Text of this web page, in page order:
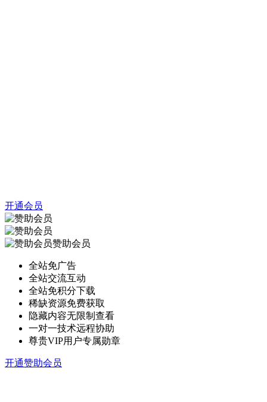
开通会员
赞助会员
全站免广告
全站交流互动
全站免积分下载
稀缺资源免费获取
隐藏内容无限制查看
一对一技术远程协助
尊贵VIP用户专属勋章
开通赞助会员